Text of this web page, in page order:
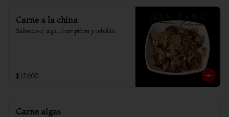
Carne a la china
Salteado c/ alga, champiñon y cebollin
$12.600
Carne algas